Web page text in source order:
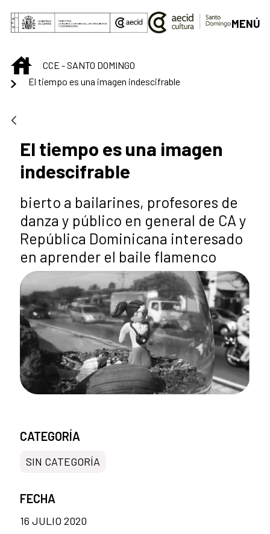
Saltar al contenido principal
MENÚ
INICIOCCE - SANTO DOMINGO
El tiempo es una imagen indescifrable
El tiempo es una imagen
indescifrable
bierto a bailarines, profesores de
danza y público en general de CA y
República Dominicana interesado
en aprender el baile flamenco
CATEGORÍA
SIN CATEGORÍA
FECHA
16 JULIO 2020